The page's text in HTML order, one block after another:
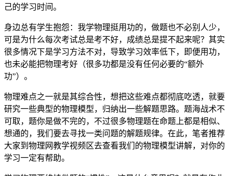
己的学习时间。
身边总有学生抱怨：我学物理挺用功的，做题也不必别人少，
可是为什么每次考试总是考不好，成绩总是提不起来呢？其实
很多情况下是学习方法不对，导致学习效率低下，即便用功，
也未必能把物理考好（很多功都是没有任何必要的“额外
功”）。
物理难点之一就是其综合性，想把这些难点都彻底吃透，就要
研究一些典型的物理模型，归纳出一些解题思路。题海战术不
可取，题你是做不完的，不过很多物理题在命题上都是相似、
想通的，我们要去寻找一类问题的解题规律。在此，笔者推荐
大家到物理网教学视频区去查看我们的物理模型讲解，对你的
学习一定有帮助。